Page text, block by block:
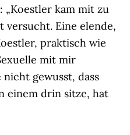
kam mit zu
versucht. Eine elende,
praktisch wie
mit mir
nicht gewusst, dass
einem drin sitze, hat